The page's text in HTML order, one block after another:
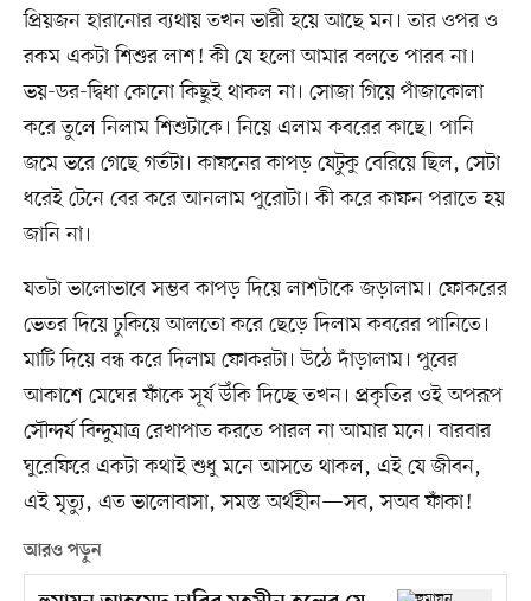
প্রিয়জন হারানোর ব্যথায় তখন ভারী হয়ে আছে মন। তার ওপর ও
রকম একটা শিশুর লাশ! কী যে হলো আমার বলতে পারব না।
ভয়-ডর-দ্বিধা কোনো কিছুই থাকল না। সোজা গিয়ে পাঁজাকোলা
করে তুলে নিলাম শিশুটাকে। নিয়ে এলাম কবরের কাছে। পানি
জমে ভরে গেছে গর্তটা। কাফনের কাপড় যেটুকু বেরিয়ে ছিল, সেটা
ধরেই টেনে বের করে আনলাম পুরোটা। কী করে কাফন পরাতে হয়
জানি না।
যতটা ভালোভাবে সম্ভব কাপড় দিয়ে লাশটাকে জড়ালাম। ফোকরের
ভেতর দিয়ে ঢুকিয়ে আলতো করে ছেড়ে দিলাম কবরের পানিতে।
মাটি দিয়ে বন্ধ করে দিলাম ফোকরটা। উঠে দাঁড়ালাম। পুবের
আকাশে মেঘের ফাঁকে সূর্য উঁকি দিচ্ছে তখন। প্রকৃতির ওই অপরূপ
সৌন্দর্য বিন্দুমাত্র রেখাপাত করতে পারল না আমার মনে। বারবার
ঘুরেফিরে একটা কথাই শুধু মনে আসতে থাকল, এই যে জীবন,
এই মৃত্যু, এত ভালোবাসা, সমস্ত অর্থহীন—সব, সঅব ফাঁকা!
আরও পড়ুন